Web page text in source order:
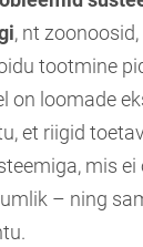
, nt
tootmine
loomade
et riigid
mis
– ning